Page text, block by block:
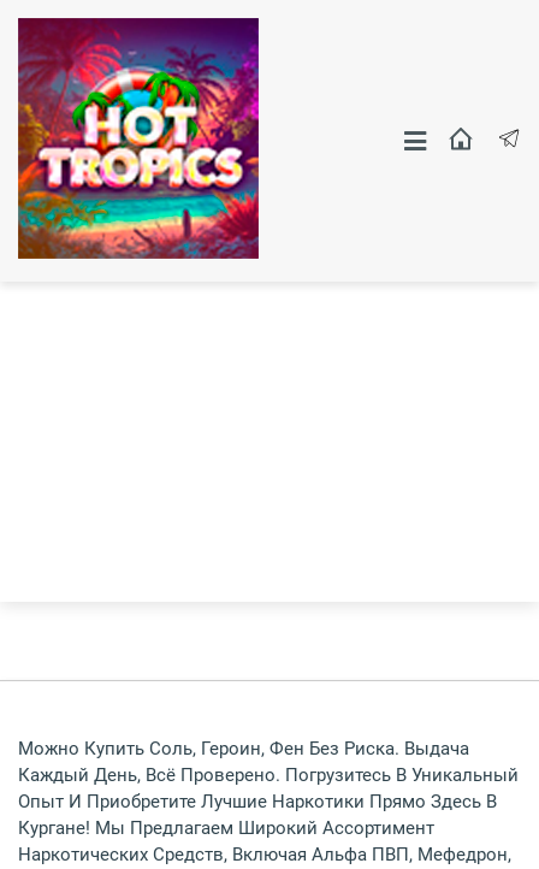
Можно Купить Соль, Героин, Фен Без Риска. Выдача
Каждый День, Всё Проверено. Погрузитесь В Уникальный
Опыт И Приобретите Лучшие Наркотики Прямо Здесь В
Кургане! Мы Предлагаем Широкий Ассортимент
Наркотических Средств, Включая Альфа ПВП, Мефедрон,